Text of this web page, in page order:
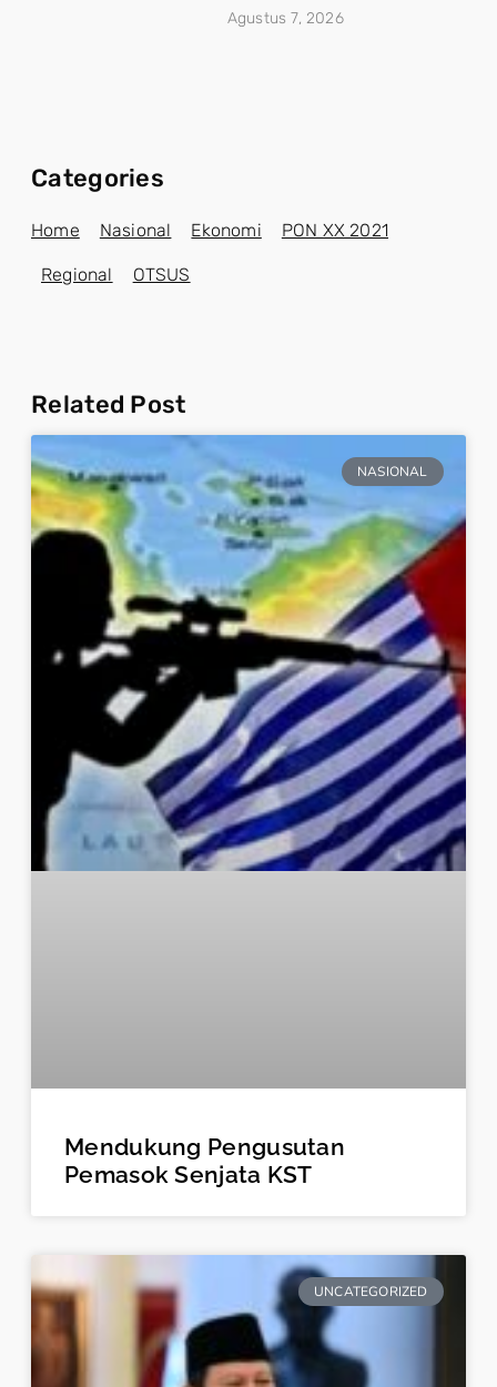
Agustus 7, 2026
Categories
Home Nasional Ekonomi PON XX 2021
Regional OTSUS
Related Post
NASIONAL
Mendukung Pengusutan
Pemasok Senjata KST
UNCATEGORIZED